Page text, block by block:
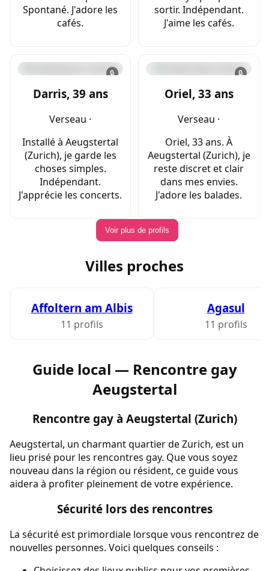
Spontané. J'adore les
cafés.
sortir. Indépendant.
J'aime les cafés.
🔒
Darris, 39 ans
Verseau ·
Installé à Aeugstertal
(Zurich), je garde les
choses simples.
Indépendant.
J'apprécie les concerts.
🔒
Oriel, 33 ans
Verseau ·
Oriel, 33 ans. À
Aeugstertal (Zurich), je
reste discret et clair
dans mes envies.
J'adore les balades.
Voir plus de profils
Villes proches
Affoltern am Albis
11 profils
Agasul
11 profils
Guide local — Rencontre gay
Aeugstertal
Rencontre gay à Aeugstertal (Zurich)
Aeugstertal, un charmant quartier de Zurich, est un
lieu prisé pour les rencontres gay. Que vous soyez
nouveau dans la région ou résident, ce guide vous
aidera à profiter pleinement de votre expérience.
Sécurité lors des rencontres
La sécurité est primordiale lorsque vous rencontrez de
nouvelles personnes. Voici quelques conseils :